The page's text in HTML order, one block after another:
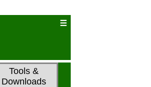
Tools &
Downloads